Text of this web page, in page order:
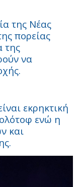
της Νέας
πορείας
της
να
εκρηκτική
ενώ η
και